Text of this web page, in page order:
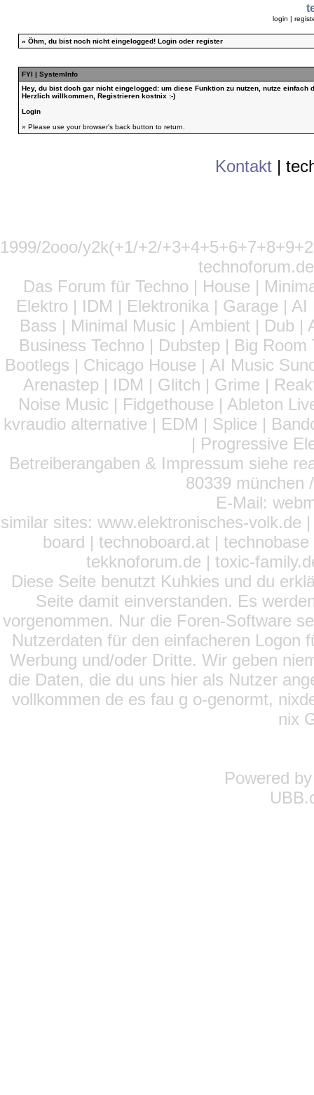
login |
» Öhm, du bist noch nicht eingelogged! Loginoder register
FYI | SystemInfo
Hey, du bist doch gar nicht eingelogged: um diese Funktion zu nutzen, nutze
Herzlich willkommen, Registrieren kostnix :-)
Login
» Please use your browser's back button to return.
Kontakt |
1999/2ooo/y2k(+1/+2/
Das Forum für Techno | House |
Elektro | IDM | Elektronika | Garage |
Bass | Minimal Music | Ambient | Dub
Business Techno | Dubstep | Big
Bootlegs | Chicago House | AI Music
Arenastep | IDM | Glitch | Grime |
Noise Music | Fidgethouse | Ableton
kvraudio alternative | EDM | Splice |
| Progressive
Betreiberangaben & Impressum siehe
80339 münchen
E-Mail:
similar sites: www.elektronisches-volk.de
board | technoboard.at |
tekknoforum.de | toxic-
Diese Seite benutzt Kuhkies und du
Seite damit einverstanden. Es
vorgenommen. Nur die Foren-Software
Nutzerdaten für den einfacheren Logon
Werbung und/oder Dritte. Wir geben
die Daten, die du uns hier als Nutzer
vollkommen de es fau g o-genormt,
nix
Powered